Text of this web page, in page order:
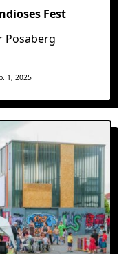
Fest
Posaberg
1, 2025